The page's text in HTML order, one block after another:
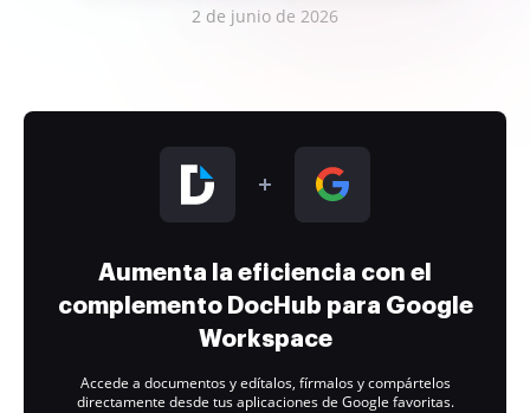
2 de junio de 2026
Aumenta la eficiencia con el
complemento DocHub para Google
Workspace
Accede a documentos y edítalos, fírmalos y compártelos
directamente desde tus aplicaciones de Google favoritas.